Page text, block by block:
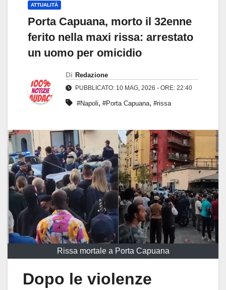
ATTUALITÀ
Porta Capuana, morto il 32enne
ferito nella maxi rissa: arrestato
un uomo per omicidio
Di Redazione
PUBBLICATO: 10 MAG, 2026 - ORE: 22:40
#Napoli, #Porta Capuana, #rissa
Rissa mortale a Porta Capuana
Dopo le violenze